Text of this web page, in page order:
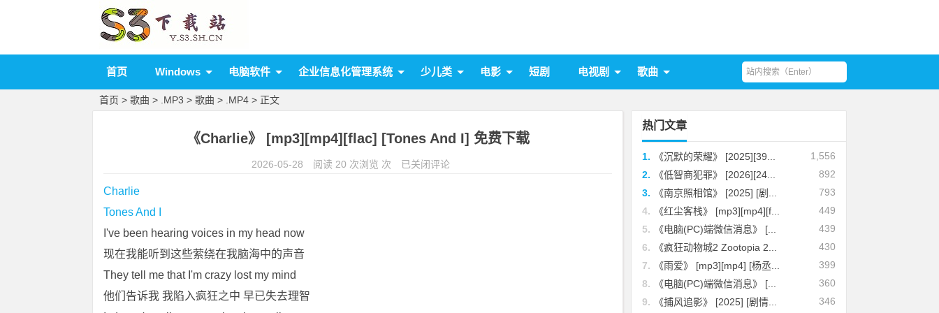
首页 Windows 电脑软件 企业信息化管理系统 少儿类 电影 短剧 电视剧 歌曲
首页 > 歌曲 > .MP3 > 歌曲 > .MP4 > 正文
《Charlie》 [mp3][mp4][flac] [Tones And I] 免费下载
2026-05-28 阅读 20 次浏览 次 已关闭评论
Charlie
Tones And I
I've been hearing voices in my head now
现在我能听到这些萦绕在我脑海中的声音
They tell me that I'm crazy lost my mind
他们告诉我 我陷入疯狂之中 早已失去理智
热门文章
1,556
1.
《沉默的荣耀》 [2025][39...
892
2.
《低智商犯罪》 [2026][24...
793
3.
《南京照相馆》 [2025] [剧...
449
4.
《红尘客栈》 [mp3][mp4][f...
439
5.
《电脑(PC)端微信消息》 [...
430
6.
《疯狂动物城2 Zootopia 2...
399
7.
《雨爱》 [mp3][mp4] [杨丞...
360
8.
《电脑(PC)端微信消息》 [...
346
9. 《捕风追影》 [2025] [剧情...